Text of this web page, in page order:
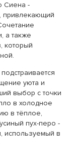
Сиена -
привлекающий
а также
который
уюта и
выбор с точки
в холодное
в тёплое,
пух-перо -
используемый в